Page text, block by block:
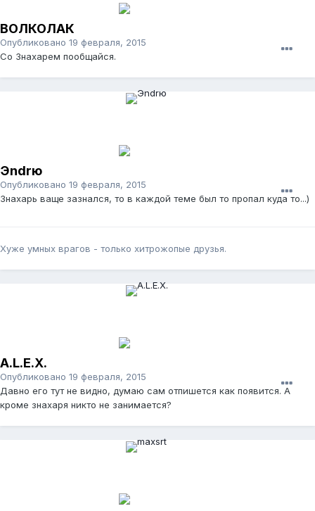
ВОЛКОЛАК
Опубликовано 19 февраля, 2015
Со Знахарем пообщайся.
Эndrю
Опубликовано 19 февраля, 2015
Знахарь ваще зазнался, то в каждой теме был то пропал куда то...)
Хуже умных врагов - только хитрожопые друзья.
A.L.E.X.
Опубликовано 19 февраля, 2015
Давно его тут не видно, думаю сам отпишется как появится. А
кроме знахаря никто не занимается?